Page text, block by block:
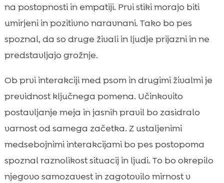
na postopnosti in empatiji. Prvi stiki morajo biti
umirjeni in pozitivno naravnani. Tako bo pes
spoznal, da so druge živali in ljudje prijazni in ne
predstavljajo grožnje.
Ob prvi interakciji med psom in drugimi živalmi je
previdnost ključnega pomena. Učinkovito
postavljanje meja in jasnih pravil bo zasidralo
varnost od samega začetka. Z ustaljenimi
medsebojnimi interakcijami bo pes postopoma
spoznal raznolikost situacij in ljudi. To bo okrepilo
njegovo samozavest in zagotovilo mirnost v